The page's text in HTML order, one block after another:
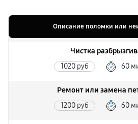
Описание поломки или
Чистка
1020 руб 60
Ремонт или замена
1200 руб 60